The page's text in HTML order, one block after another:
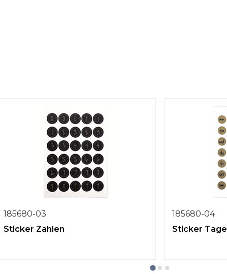
185680-03
Sticker Zahlen
185680-04
Sticker Tage